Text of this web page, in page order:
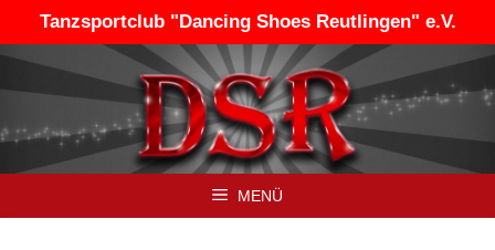
springen
Tanzsportclub "Dancing Shoes Reutlingen" e.V.
MENÜ